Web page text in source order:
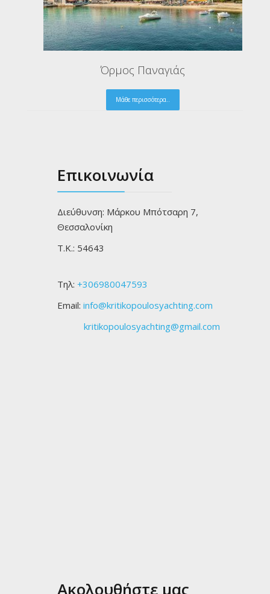
Γαϊδουρονήσι Αμμουλιανής
Μάθε περισσότερα..
Επικοινωνία
Διεύθυνση: Μάρκου Μπότσαρη 7,
Θεσσαλονίκη
Τ.Κ.: 54643
Τηλ: +306980047593
Email: info@kritikopoulosyachting.com
kritikopoulosyachting@gmail.com
Ακολουθήστε μας